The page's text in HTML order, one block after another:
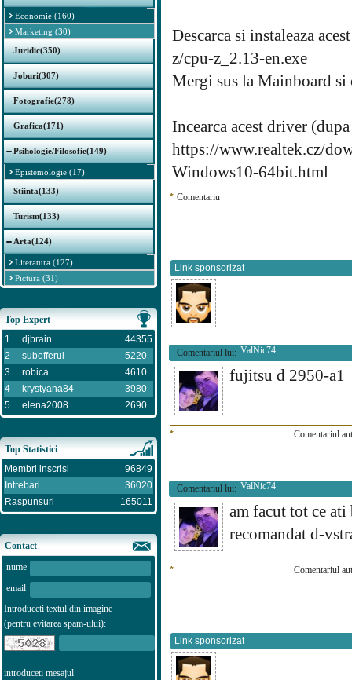
Economie (160)
Marketing (30)
Juridic(350)
Joburi(307)
Fotografie(278)
Grafica(171)
Psihologie/Filosofie(149)
Epistemologie (17)
Stiinta(133)
Turism(133)
Arta(124)
Literatura (127)
Pictura (31)
Top Expert
1
djbrain
44355
2
subofferul
5220
3
robica
4610
4
krystyana84
3980
5
elena2008 2690
Top Statistici
Membri inscrisi
96849
Intrebari
36020
Raspunsuri
165011
Contact
nume
email
Introduceti textul din imagine
(pentru evitarea spam-ului):
introduceti mesajul
Descarca si instaleaza
z/cpu-z_2.13-en.exe
Mergi sus la Mainboard
Incearca acest driver
https://www.realtek.cz/
Windows10-64bit.html
* Comentariu
Link sponsorizat
Comentariul lui: ValNic74
fujitsu d 2950-
* Comentariul
Comentariul lui: ValNic74
am facut tot ce ati
recomandat d-
* Comentariul
Link sponsorizat